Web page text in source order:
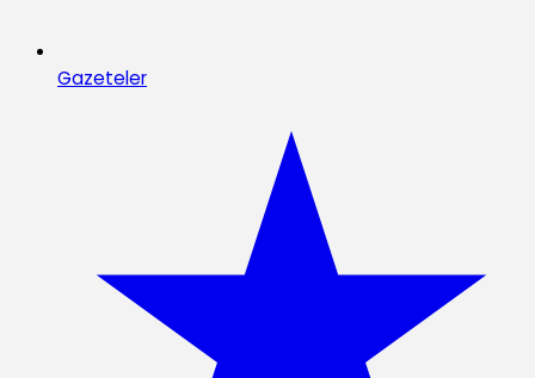
Gazeteler